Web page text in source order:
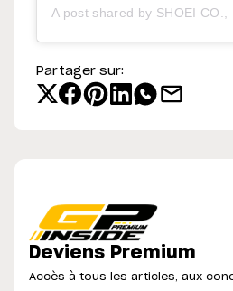
Partager sur:
Deviens Premium
Accès à tous les articles, aux